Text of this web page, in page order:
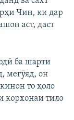
Чин, ки дар
аст, даст
ба шарти
мегӯяд, он
то ҳоло
корхонаи тило